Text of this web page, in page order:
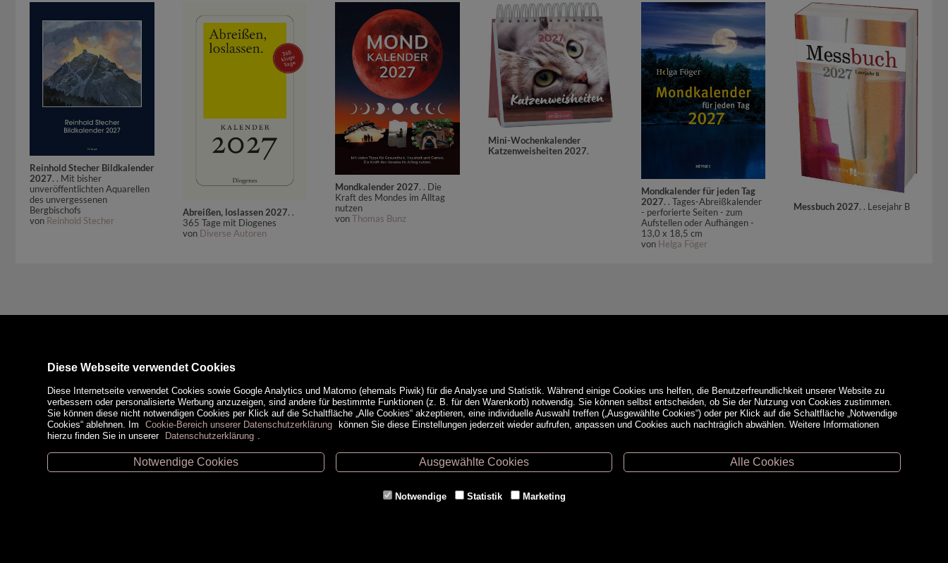
Reinhold Stecher Bildkalender
2027. . Mit bisher
unveröffentlichten Aquarellen
des unvergessenen
Bergbischofs
von Reinhold Stecher
Abreißen, loslassen 2027. .
365 Tage mit Diogenes
von Diverse Autoren
Mondkalender 2027. . Die
Kraft des Mondes im Alltag
nutzen
vonThomas Bunz
Mini-Wochenkalender
Katzenweisheiten 2027.
Mondkalender für jeden Tag
2027. . Tages-Abreißkalender
- perforierte Seiten - zum
Aufstellen oder Aufhängen -
13,0 x 18,5 cm
von Helga Föger
Messbuch 2027. . Lesejahr B
Unsere Öffnungszeiten Zahlungsmethoden Service
Versandkosten
Diese Webseite verwendet Cookies
Diese Internetseite verwendet Cookies sowie Google Analytics und Matomo (ehemals Piwik) für die Analyse und Statistik. Während einige Cookies uns helfen, die Benutzerfreundlichkeit unserer Website zu
verbessern oder personalisierte Werbung anzuzeigen, sind andere für bestimmte Funktionen (z. B. für den Warenkorb) notwendig. Sie können selbst entscheiden, ob Sie der Nutzung von Cookies zustimmen.
Sie können diese nicht notwendigen Cookies per Klick auf die Schaltfläche „Alle Cookies“ akzeptieren, eine individuelle Auswahl treffen („Ausgewählte Cookies“) oder per Klick auf die Schaltfläche „Notwendige
Cookies“ ablehnen. Im
Cookie-Bereich unserer Datenschutzerklärung
können Sie diese Einstellungen jederzeit wieder aufrufen, anpassen und Cookies auch nachträglich abwählen. Weitere Informationen
hierzu finden Sie in unserer
Datenschutzerklärung
Notwendige Cookies Ausgewählte Cookies Alle Cookies
Notwendige Statistik Marketing